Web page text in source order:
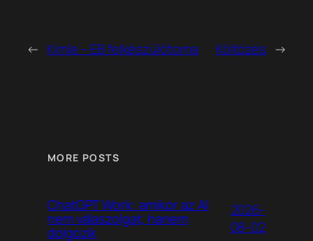
← Kimle – EB felkészülőtorna Költözés →
MORE POSTS
ChatGPT Work: amikor az AI
nem válaszolgat, hanem
dolgozik
2026-
08-02